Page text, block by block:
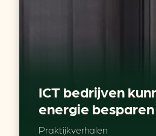
ICT bedrijven
energie besparen
Praktijkverhalen